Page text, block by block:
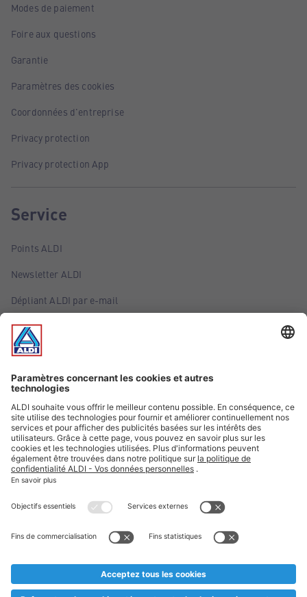
Modes de paiement
Foire aux questions
Garantie
Paramètres des cookies
Coordonnées d'entreprise
Privacy protection
Privacy protection App
Service
Points ALDI
Newsletter ALDI
Dépliant ALDI par e-mail
Offres
Infos essentielles
Suivez ALDI Belgique
Textes marqués d'un astérisque et mentions légales
* Nous vendons ces articles temporairement et jusqu'à
au cas où, malgré le planning bien étudié, nous serions
prématurément en rupture de stock. Prix Recupel et TVA incl.
** Sur ce site, l’utilisation de la forme masculine a été adoptée